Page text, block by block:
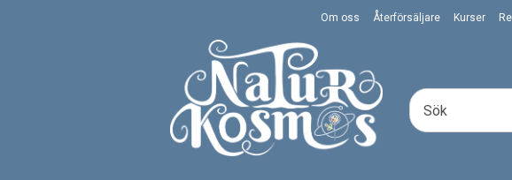
Om oss Återförsäljare Kurser